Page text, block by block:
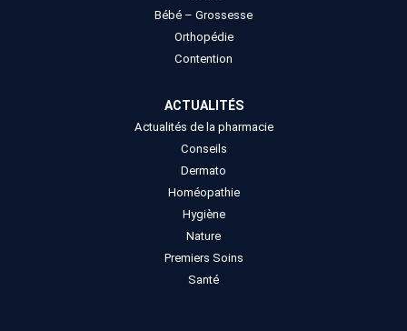
Bébé – Grossesse
Orthopédie
Contention
ACTUALITÉS
Actualités de la pharmacie
Conseils
Dermato
Homéopathie
Hygiène
Nature
Premiers Soins
Santé